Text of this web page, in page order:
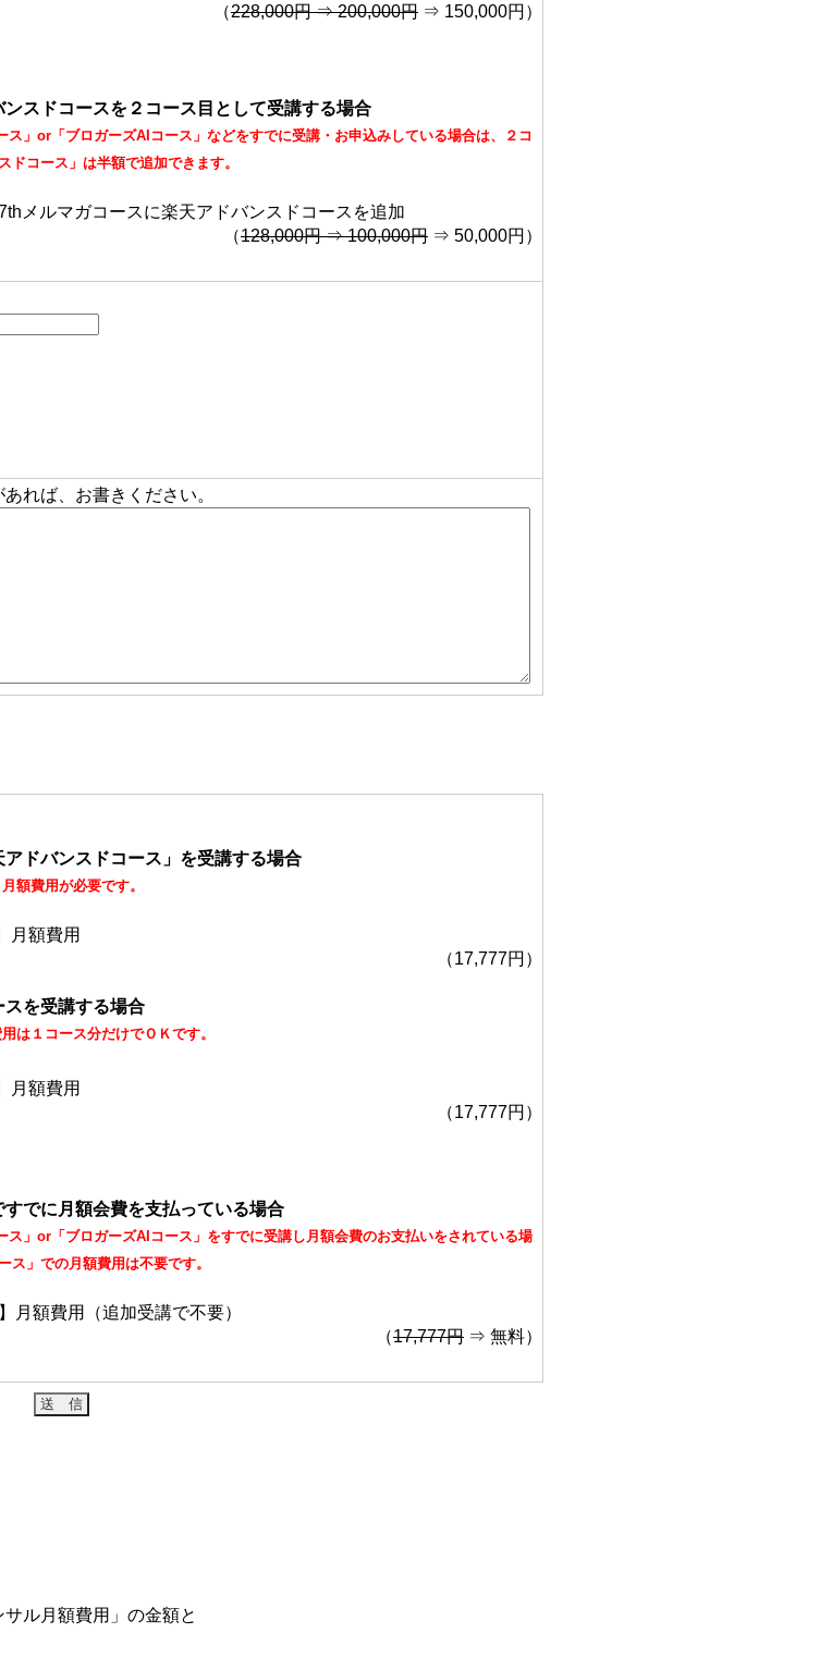
（228,000円 ⇒ 200,000円 ⇒ 150,000円）
ンスドコースを２コース目として受講する場合
」or「ブロガーズAIコース」などをすでに受講・お申込みしている場合は、２コ
ドコース」は半額で追加できます。
メルマガコースに楽天アドバンスドコースを追加
（128,000円 ⇒ 100,000円 ⇒ 50,000円）
れば、お書きください。
アドバンスドコース」を受講する場合
額費用が必要です。
月額費用
（17,777円）
スを受講する場合
は１コース分だけでＯＫです。
月額費用
（17,777円）
すでに月額会費を支払っている場合
」or「ブロガーズAIコース」をすでに受講し月額会費のお支払いをされている場
ス」での月額費用は不要です。
月額費用（追加受講で不要）
（17,777円 ⇒ 無料）
ル月額費用」の金額と